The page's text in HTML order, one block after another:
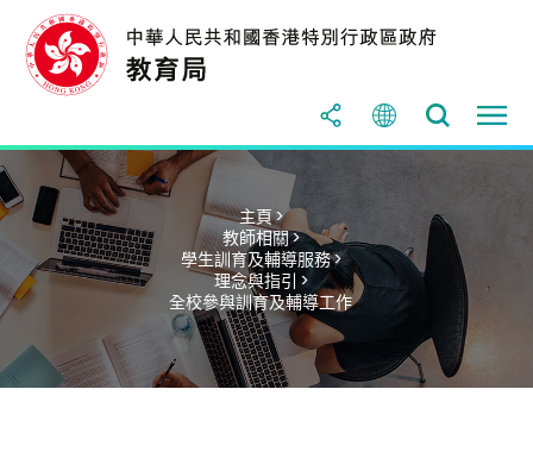
主頁 >
教師相關 >
學生訓育及輔導服務 >
理念與指引 >
全校參與訓育及輔導工作